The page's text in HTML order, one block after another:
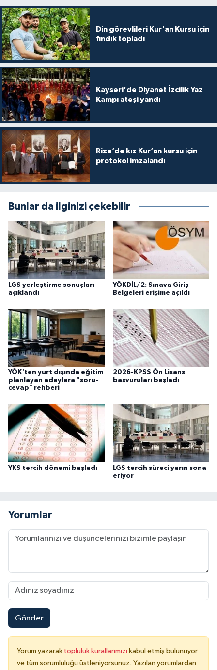
Din görevlileri Kur'an Kursu için
fındık topladı
Kayseri'de Diyanet İzcilik Yaz
Kampı ateşi yandı
Rize’de kız Kur’an kursu için
protokol imzalandı
Bunlar da ilginizi çekebilir
LGS yerleştirme sonuçları
açıklandı
YÖKDİL/2: Sınava Giriş
Belgeleri erişime açıldı
YÖK'ten yurt dışında eğitim
planlayan adaylara "soru-
cevap" rehberi
2026-KPSS Ön Lisans
başvuruları başladı
YKS tercih dönemi başladı
LGS tercih süreci yarın sona
eriyor
Yorumlar
Gönder
Yorum yazarak topluluk kurallarımızı kabul etmiş bulunuyor
ve tüm sorumluluğu üstleniyorsunuz. Yazılan yorumlardan